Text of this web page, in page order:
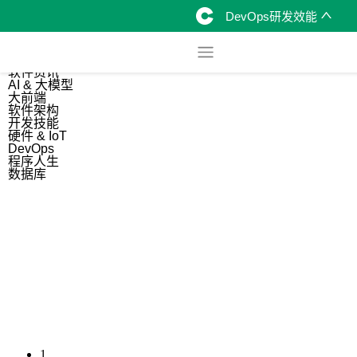
DevOps研发效能
软件资讯
AI & 大模型
大前端
软件架构
开发技能
硬件 & IoT
DevOps
程序人生
数据库
1